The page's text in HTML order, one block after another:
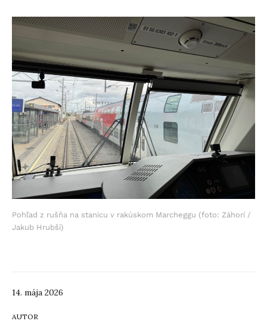
14. mája 2026
AUTOR
Pohľad z rušňa na stanicu v rakúskom Marcheggu (foto: Záhorí /
Jakub Hrubši)